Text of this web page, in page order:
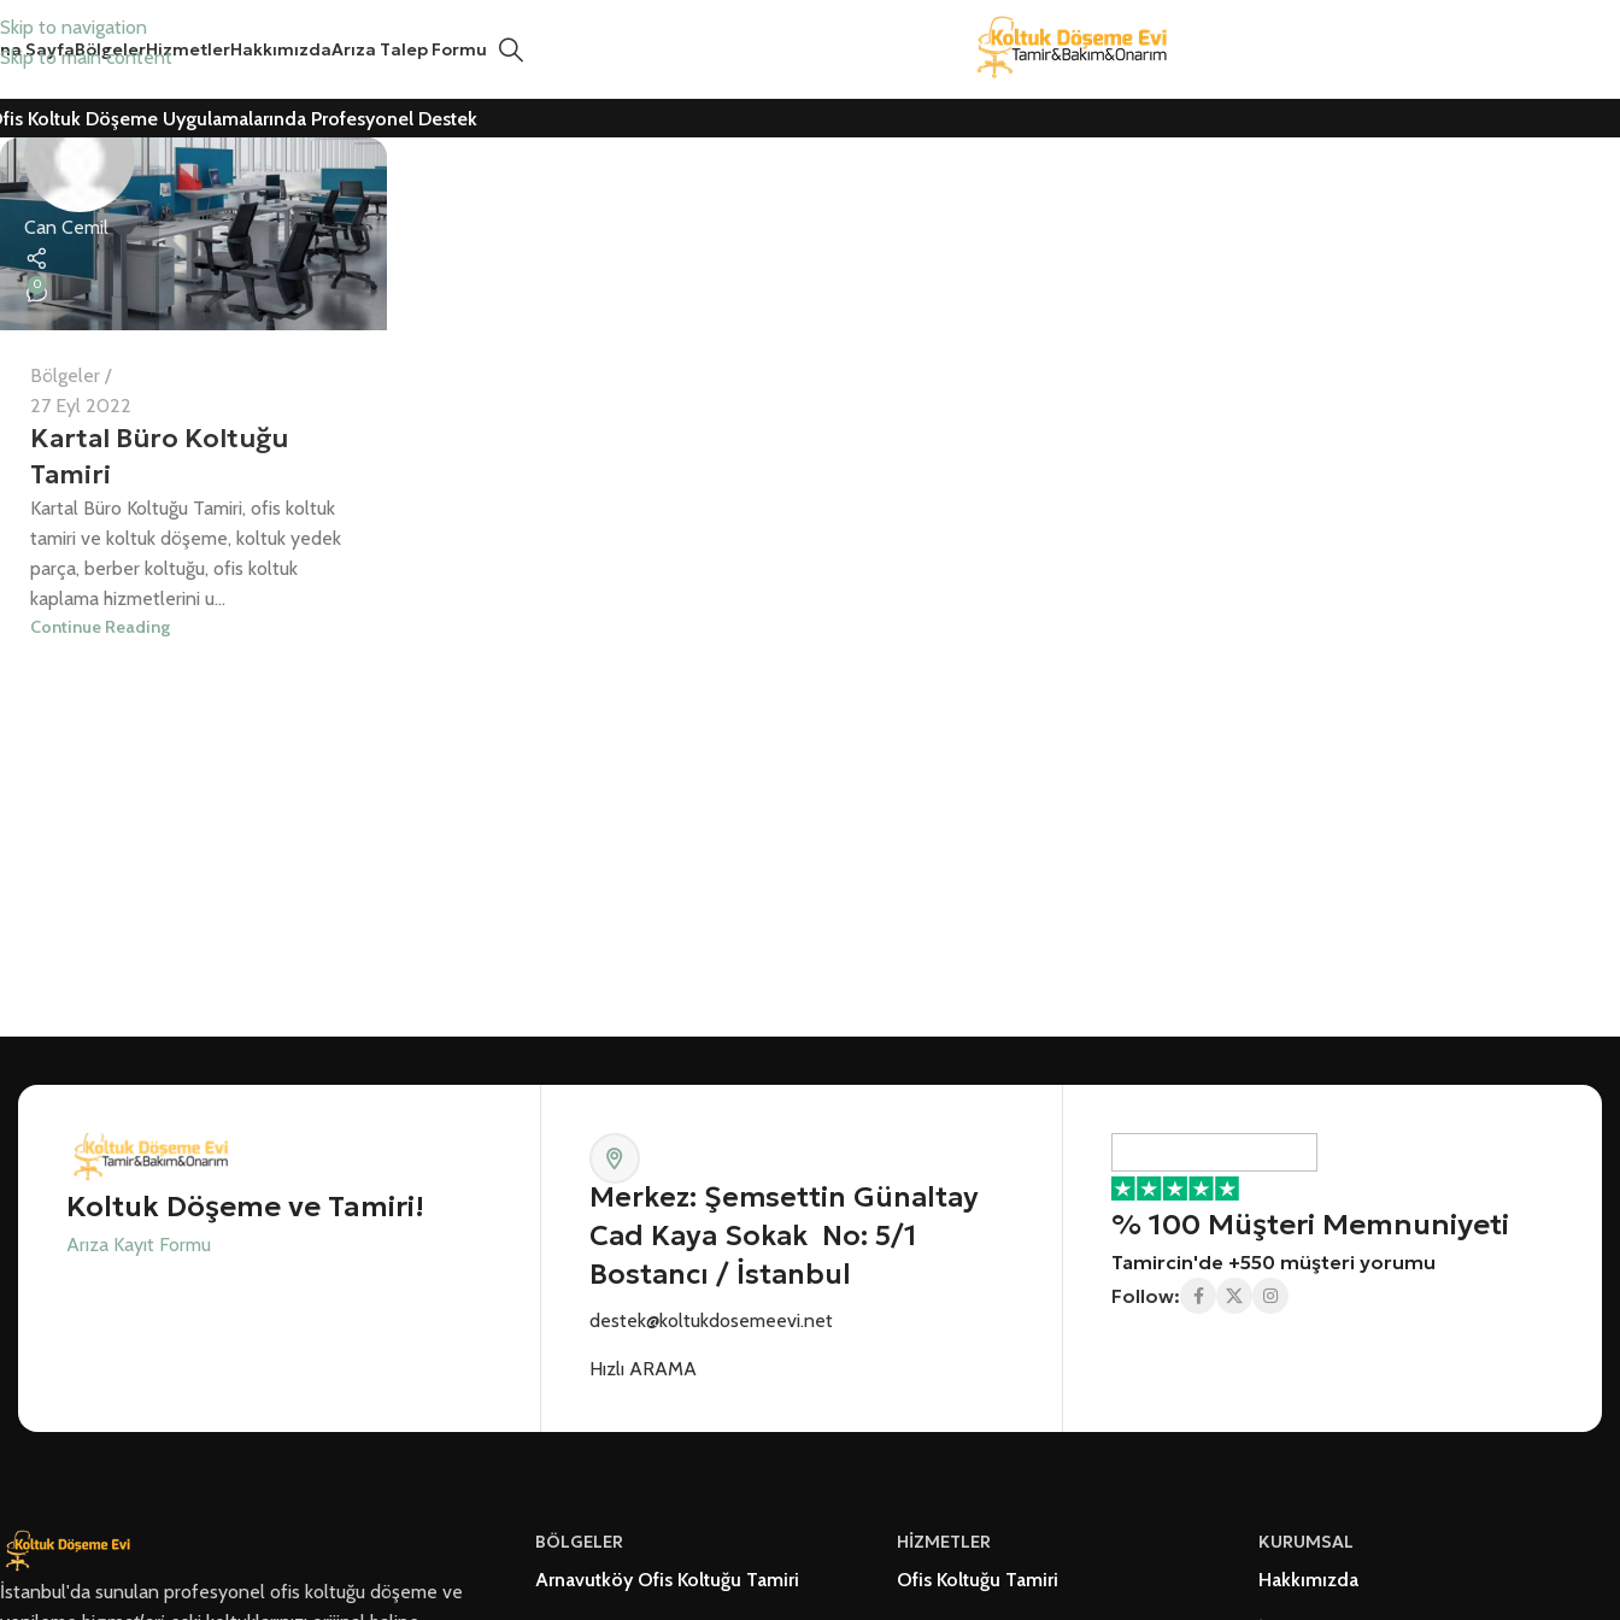
Skip to navigation
Skip to main content
SayfaBölgelerHizmetlerHakkımızdaArıza Talep Formu
Koltuk Döşeme Uygulamalarında Profesyonel Destek
Can Cemil
0
Bölgeler
27 Eyl 2022
Kartal Büro Koltuğu
Tamiri
Kartal Büro Koltuğu Tamiri, ofis koltuk
tamiri ve koltuk döşeme, koltuk yedek
parça, berber koltuğu, ofis koltuk
kaplama hizmetlerini u...
Continue Reading
Koltuk Döşeme ve Tamiri!
Arıza Kayıt Formu
Merkez: Şemsettin Günaltay
Cad Kaya Sokak No: 5/1
Bostancı / İstanbul
destek@koltukdosemeevi.net
Hızlı ARAMA
% 100 Müşteri Memnuniyeti
Tamircin'de +550 müşteri yorumu
Follow:
İstanbul'da sunulan profesyonel ofis koltuğu döşeme ve
BÖLGELER
Arnavutköy Ofis Koltuğu Tamiri
HİZMETLER
Ofis Koltuğu Tamiri
KURUMSAL
Hakkımızda